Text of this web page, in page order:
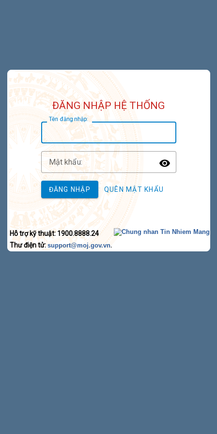
ĐĂNG NHẬP HỆ THỐNG
Tên đăng nhập:
Mật khẩu:
Toggle
ĐĂNG NHẬP QUÊN MẬT KHẨU
Hỗ trợ kỹ thuật: 1900.8888.24
Thư điện tử: support@moj.gov.vn.